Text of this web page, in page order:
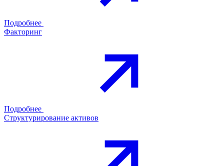
Подробнее
Факторинг
Подробнее
Структурирование активов